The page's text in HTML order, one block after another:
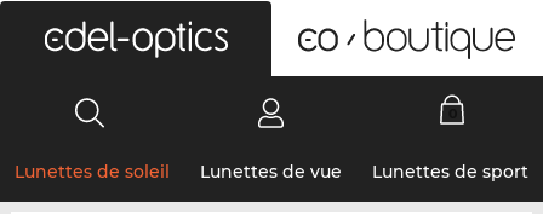
Lunettes de soleil Lunettes de vue Lunettes de sport